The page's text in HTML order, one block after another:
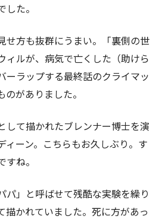
た。
せ方も抜群にうまい。「裏側の世
ィルが、病気で亡くした（助けら
ーラップする最終話のクライマッ
がありました。
して描かれたブレンナー博士を演
ィーン。こちらもお久しぶり。す
ね。
パ」と呼ばせて残酷な実験を繰り
描かれていました。死に方があっ